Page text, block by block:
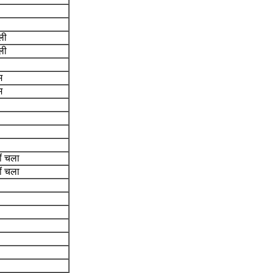
चला
चला